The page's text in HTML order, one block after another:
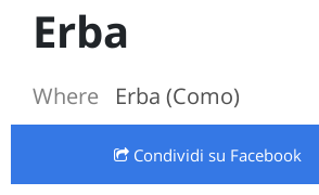
Erba
Where Erba (Como)
Condividi su Facebook